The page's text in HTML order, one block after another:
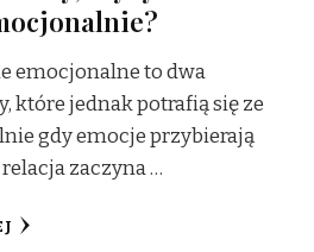
emocjonalne to dwa
które jednak potrafią się ze
gdy emocje przybierają
zaczyna …